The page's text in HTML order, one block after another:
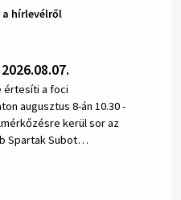
hírlevélről
értesíti a foci
augusztus 8-án 10.30 -
kerül sor az
Spartak Subot…